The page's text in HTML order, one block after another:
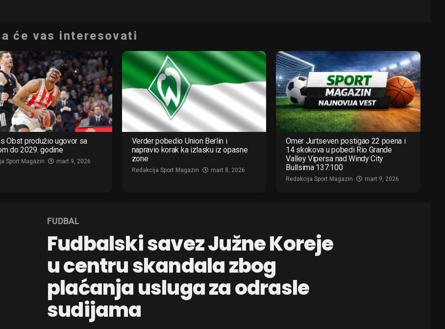
će vas interesovati
Obst produžio ugovor sa
do 2029. godine
Sport Magazin mart 9, 2026
Verder pobedio Union Berlin i
napravio korak ka izlasku iz opasne
zone
Redakcija Sport Magazin mart 8, 2026
Omer Jurtseven postigao 22 poena i
14 skokova u pobedi Rio Grande
Valley Vipersa nad Windy City
Bullsima 137:100
Redakcija Sport Magazin mart 9, 2026
FUDBAL
Fudbalski savez Južne Koreje
u centru skandala zbog
plaćanja usluga za odrasle
sudijama